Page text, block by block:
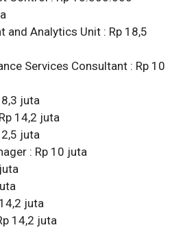
and Analytics Unit : Rp 18,5
Services Consultant : Rp 10
8,3 juta
Rp 14,2 juta
juta
: Rp 10 juta
juta
juta
juta
Rp 14,2 juta